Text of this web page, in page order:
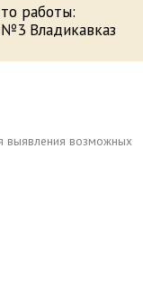
работы:
Владикавказ
выявления возможных